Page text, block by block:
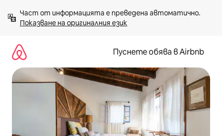
към
съдържанието
Показване на оригиналния език
Пуснете обява в Airbnb